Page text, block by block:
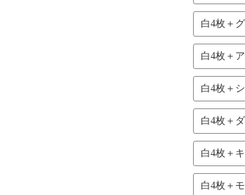
白4枚＋
白4枚＋
白4枚＋
白4枚＋
白4枚＋
白4枚＋